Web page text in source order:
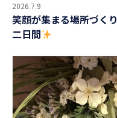
2026.7.9
笑顔が集まる場所づくり
二日間